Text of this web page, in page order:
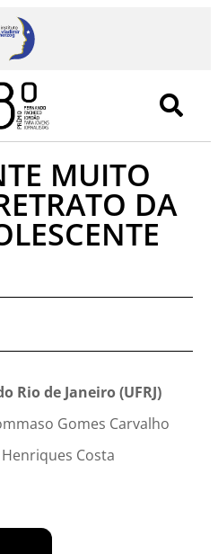
MUITO
DA
Rio de Janeiro (UFRJ)
Gomes Carvalho
Costa